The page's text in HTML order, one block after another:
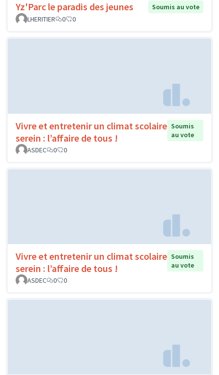
Yz'Parc le paradis des jeunes
Soumis au vote
LHERITIER
0 0
Vivre et entretenir un climat scolaire
serein : l’affaire de tous !
Soumis
au vote
ASDEC
0 0
Vivre et entretenir un climat scolaire
serein : l’affaire de tous !
Soumis
au vote
ASDEC
0 0